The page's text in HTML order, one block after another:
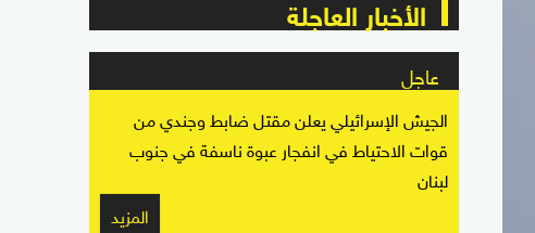
الأخبار العاجلة
عاجل
الجيش الإسرائيلي يعلن مقتل ضابط وجندي من
قوات الاحتياط في انفجار عبوة ناسفة في جنوب
لبنان
المزيد